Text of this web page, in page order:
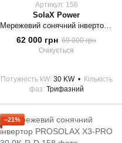
Артикул: 156
SolaX Power
Мережевий сонячний інвертор PROSOLAX X3-30K-TL
62 000 грн 69 000 грн
Очікується
Потужність kW 30 KW
Кількість
фаз Трифазний
−21%